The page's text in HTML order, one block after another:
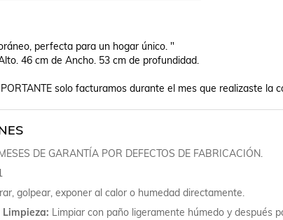
perfecta para un hogar único. "
46 cm de Ancho. 53 cm de profundidad.
solo facturamos durante el mes que realizaste la
DE GARANTÍA POR DEFECTOS DE FABRICACIÓN.
golpear, exponer al calor o humedad directamente.
Limpieza Limpiar con paño ligeramente húmedo y después